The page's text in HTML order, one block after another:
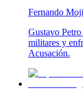
Fernando
Gustavo
militares y
Acusación.